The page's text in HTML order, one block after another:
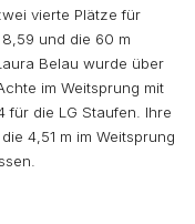
vierte Plätze für
und die 60 m
Belau wurde über
im Weitsprung mit
für die LG Staufen. Ihre
4,51 m im Weitsprung